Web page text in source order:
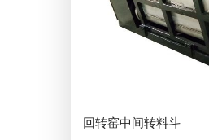
回转窑中间转料斗